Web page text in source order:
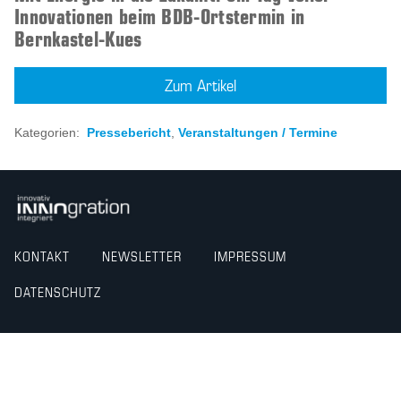
Innovationen beim BDB-Ortstermin in
Bernkastel-Kues
Zum Artikel
Kategorien: Pressebericht, Veranstaltungen / Termine
KONTAKT NEWSLETTER IMPRESSUM
DATENSCHUTZ